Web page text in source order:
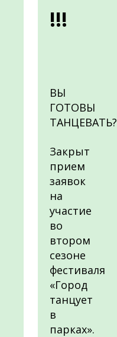
!!!
ВЫ
ГОТОВЫ
ТАНЦЕВАТЬ?
Закрыт
прием
заявок
на
участие
во
втором
сезоне
фестиваля
«Город
танцует
в
парках».